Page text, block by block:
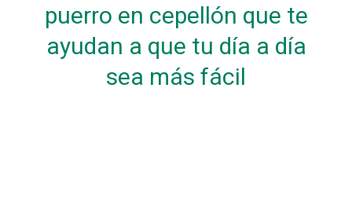
puerro en cepellón que te
ayudan a que tu día a día
sea más fácil